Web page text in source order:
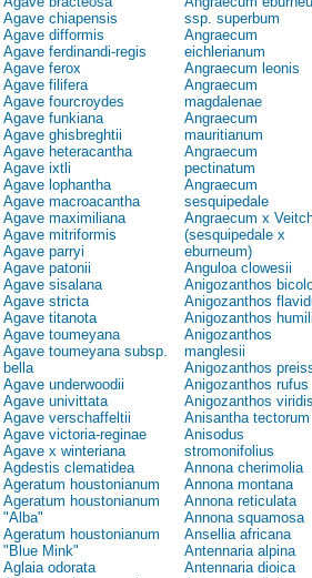
Agave chiapensis
Agave difformis
Agave ferdinandi-regis
Agave ferox
Agave filifera
Agave fourcroydes
Agave funkiana
Agave ghisbreghtii
Agave heteracantha
Agave ixtli
Agave lophantha
Agave macroacantha
Agave maximiliana
Agave mitriformis
Agave parryi
Agave patonii
Agave sisalana
Agave stricta
Agave titanota
Agave toumeyana
Agave toumeyana subsp.
bella
Agave underwoodii
Agave univittata
Agave verschaffeltii
Agave victoria-reginae
Agave x winteriana
Agdestis clematidea
Ageratum houstonianum
Ageratum houstonianum
"Alba"
Ageratum houstonianum
"Blue Mink"
Aglaia odorata
ssp. superbum
Angraecum
eichlerianum
Angraecum leonis
Angraecum
magdalenae
Angraecum
mauritianum
Angraecum
pectinatum
Angraecum
sesquipedale
Angraecum x
(sesquipedale x
eburneum)
Anguloa clowesii
Anigozanthos
Anigozanthos
Anigozanthos
Anigozanthos
manglesii
Anigozanthos
Anigozanthos rufus
Anigozanthos viridis
Anisantha tectorum
Anisodus
stromonifolius
Annona cherimolia
Annona montana
Annona reticulata
Annona squamosa
Ansellia africana
Antennaria alpina
Antennaria dioica